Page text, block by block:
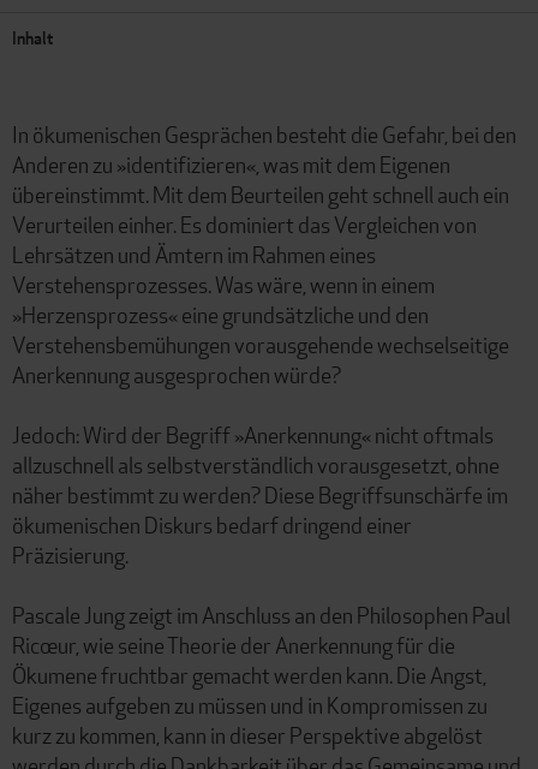
Inhalt
In ökumenischen Gesprächen besteht die Gefahr, bei den
Anderen zu »identifizieren«, was mit dem Eigenen
übereinstimmt. Mit dem Beurteilen geht schnell auch ein
Verurteilen einher. Es dominiert das Vergleichen von
Lehrsätzen und Ämtern im Rahmen eines
Verstehensprozesses. Was wäre, wenn in einem
»Herzensprozess« eine grundsätzliche und den
Verstehensbemühungen vorausgehende wechselseitige
Anerkennung ausgesprochen würde?
Jedoch: Wird der Begriff »Anerkennung« nicht oftmals
allzuschnell als selbstverständlich vorausgesetzt, ohne
näher bestimmt zu werden? Diese Begriffsunschärfe im
ökumenischen Diskurs bedarf dringend einer
Präzisierung.
Pascale Jung zeigt im Anschluss an den Philosophen Paul
Ricœur, wie seine Theorie der Anerkennung für die
Ökumene fruchtbar gemacht werden kann. Die Angst,
Eigenes aufgeben zu müssen und in Kompromissen zu
kurz zu kommen, kann in dieser Perspektive abgelöst